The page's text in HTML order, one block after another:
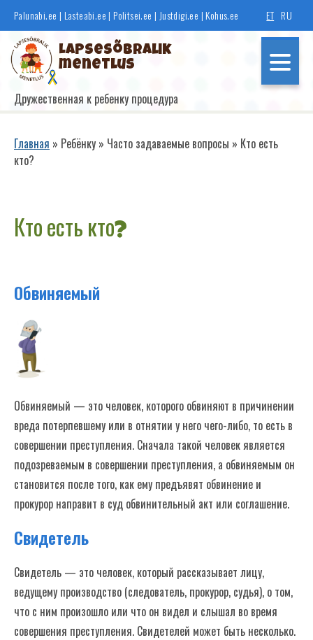
Перейти
основному
содержанию
Palunabi.ee | Lasteabi.ee | Politsei.ee | Justdigi.ee | Kohus.ee ET RU
Lapsesõbralik
menetlus
Дружественная к ребенку процедура
Если ты свидетель
Если ты правонарушитель
Строка
Главная Ребёнку Часто задаваемые вопросы
Кто есть
кто?
Кто есть кто?
Обвиняемый
Обвиняемый — это человек, которого обвиняют в причинении
вреда потерпевшему или в отнятии у него чего-либо, то есть в
совершении преступления. Сначала такой человек является
подозреваемым в совершении преступления, а обвиняемым он
становится после того, как ему предъявят обвинение и
прокурор направит в суд обвинительный акт или соглашение.
Свидетель
Свидетель — это человек, который рассказывает лицу,
ведущему производство (следователь, прокурор, судья), о том,
что с ним произошло или что он видел и слышал во время
совершения преступления. Свидетелей может быть несколько.